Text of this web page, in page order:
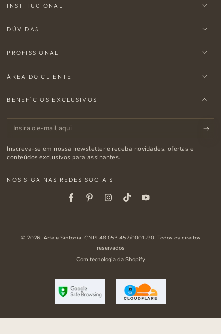
INSTITUCIONAL
DÚVIDAS
PROFISSIONAL
ÁREA DO CLIENTE
BENEFÍCIOS EXCLUSIVOS
Insira
o
e-
Inscreva-se em nossa newsletter e receba novidades, ofertas e
conteúdos exclusivos para assinantes.
NOS SIGA NAS REDES SOCIAIS
FacebookPinterestInstagramTiktokYoutube
© 2026, Arte e Sintonia. CNPJ 48.053.457/0001-90. Todos os direitos
reservados
Com tecnologia da Shopify